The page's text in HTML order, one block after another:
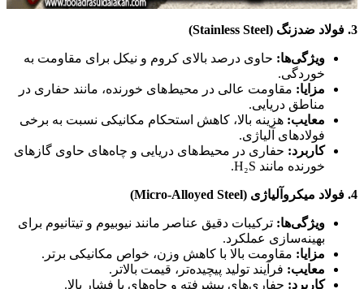
3. فولاد ضدزنگ (Stainless Steel)
ویژگی‌ها: حاوی درصد بالای کروم و نیکل برای مقاومت به
خوردگی.
مزایا: مقاومت عالی در محیط‌های خورنده، مانند حفاری در
مناطق دریایی.
معایب: هزینه بالا، کاهش استحکام مکانیکی نسبت به برخی
فولادهای آلیاژی.
کاربرد: حفاری در محیط‌های دریایی و چاه‌های حاوی گازهای
خورنده مانند H₂S.
4. فولاد میکروآلیاژی (Micro-Alloyed Steel)
ویژگی‌ها: ترکیبات دقیق عناصر مانند نیوبیوم و تیتانیوم برای
بهینه‌سازی عملکرد.
مزایا: مقاومت بالا با کاهش وزن، خواص مکانیکی برتر.
معایب: فرآیند تولید پیچیده‌تر، قیمت بالاتر.
کاربرد: حفاری‌های پیشرفته و چاه‌های با فشار بالا.